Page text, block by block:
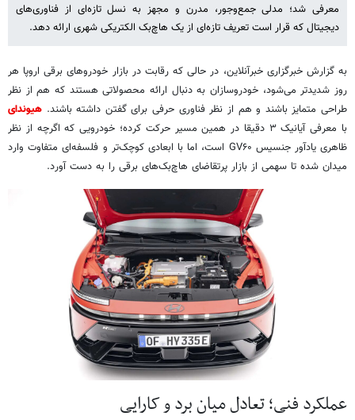
معرفی شد؛ مدلی جمع‌وجور، مدرن و مجهز به نسل تازه‌ای از فناوری‌های
دیجیتال که قرار است تعریف تازه‌ای از یک هاچ‌بک الکتریکی شهری ارائه دهد.
به گزارش خبرگزاری خبرآنلاین، در حالی که رقابت در بازار خودروهای برقی اروپا هر
روز شدیدتر می‌شود، خودروسازان به دنبال ارائه محصولاتی هستند که هم از نظر
طراحی متمایز باشند و هم از نظر فناوری حرفی برای گفتن داشته باشند. هیوندای
با معرفی آیانیک ۳ دقیقا در همین مسیر حرکت کرده؛ خودرویی که اگرچه از نظر
ظاهری یادآور جنسیس GV۶۰ است، اما با ابعادی کوچک‌تر و فلسفه‌ای متفاوت وارد
میدان شده تا سهمی از بازار پرتقاضای هاچ‌بک‌های برقی را به دست آورد.
عملکرد فنی؛ تعادل میان برد و کارایی